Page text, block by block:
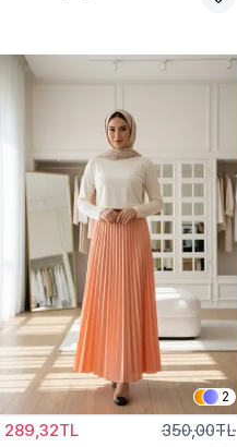
2
289,32TL 350,00TL